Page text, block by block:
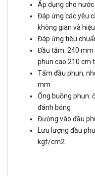
Áp dụng cho
Đáp ứng các yêu
không gian và
Đáp ứng tiêu
Đầu tắm: 240 mm
phun cao 210 cm
Tấm đầu phun,
mm
Ống buồng phun:
đánh bóng
Đường vào đầu
Lưu lượng đầu
kgf/cm2.